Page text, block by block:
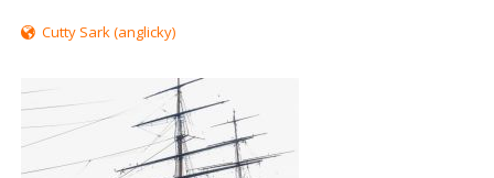
Cutty Sark (anglicky)